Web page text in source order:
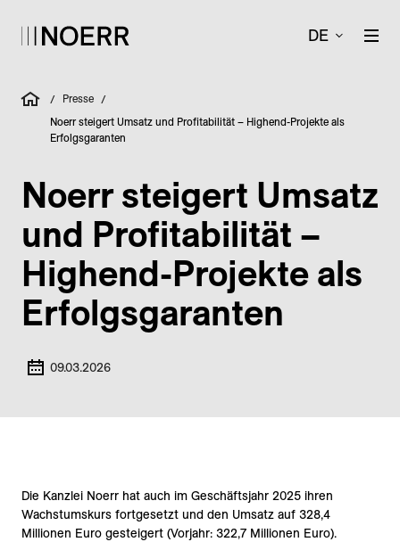
DE
/ Presse /
Noerr steigert Umsatz und Profitabilität – Highend-Projekte als
Erfolgsgaranten
Noerr steigert Umsatz
und Profitabilität –
Highend-Projekte als
Erfolgsgaranten
09.03.2026
Die Kanzlei Noerr hat auch im Geschäftsjahr 2025 ihren
Wachstumskurs fortgesetzt und den Umsatz auf 328,4
Millionen Euro gesteigert (Vorjahr: 322,7 Millionen Euro).